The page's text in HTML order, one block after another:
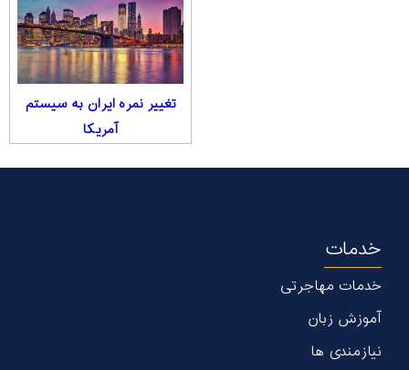
تغییر نمره ایران به سیستم
آمریکا
خدمات
خدمات مهاجرتی
آموزش زبان
نیازمندی ها